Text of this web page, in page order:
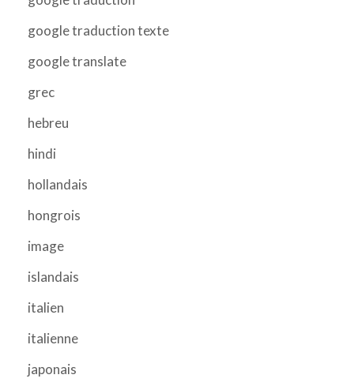
google traduction texte
google translate
grec
hebreu
hindi
hollandais
hongrois
image
islandais
italien
italienne
japonais